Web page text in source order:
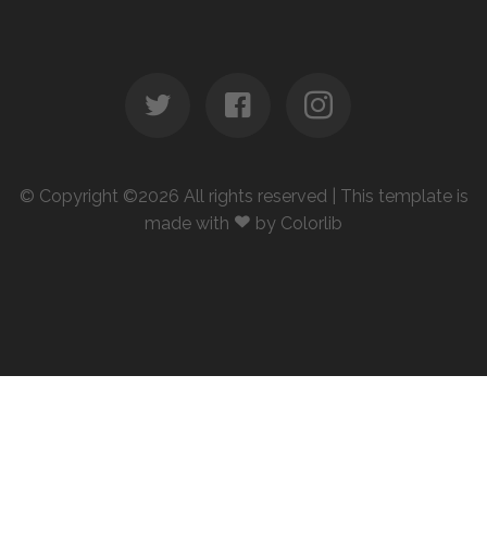
© Copyright ©2026 All rights reserved | This template is
made with
by Colorlib